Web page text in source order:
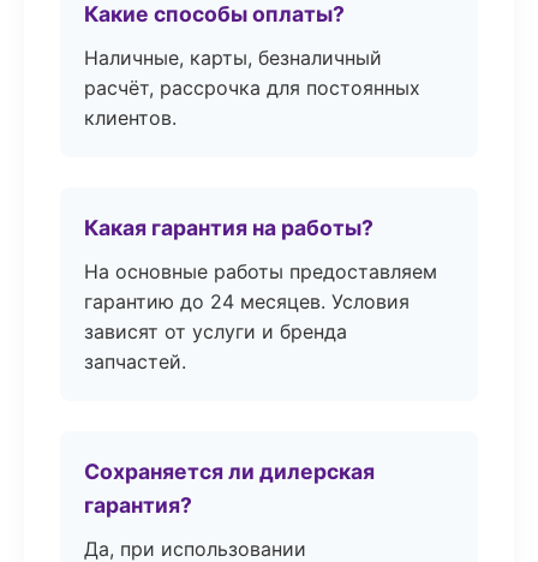
Какие способы оплаты?
Наличные, карты, безналичный
расчёт, рассрочка для постоянных
клиентов.
Какая гарантия на работы?
На основные работы предоставляем
гарантию до 24 месяцев. Условия
зависят от услуги и бренда
запчастей.
Сохраняется ли дилерская
гарантия?
Да, при использовании